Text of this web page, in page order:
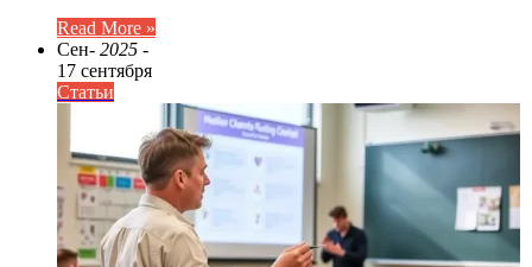
Read More »
Сен- 2025 -
17 сентября
Статьи